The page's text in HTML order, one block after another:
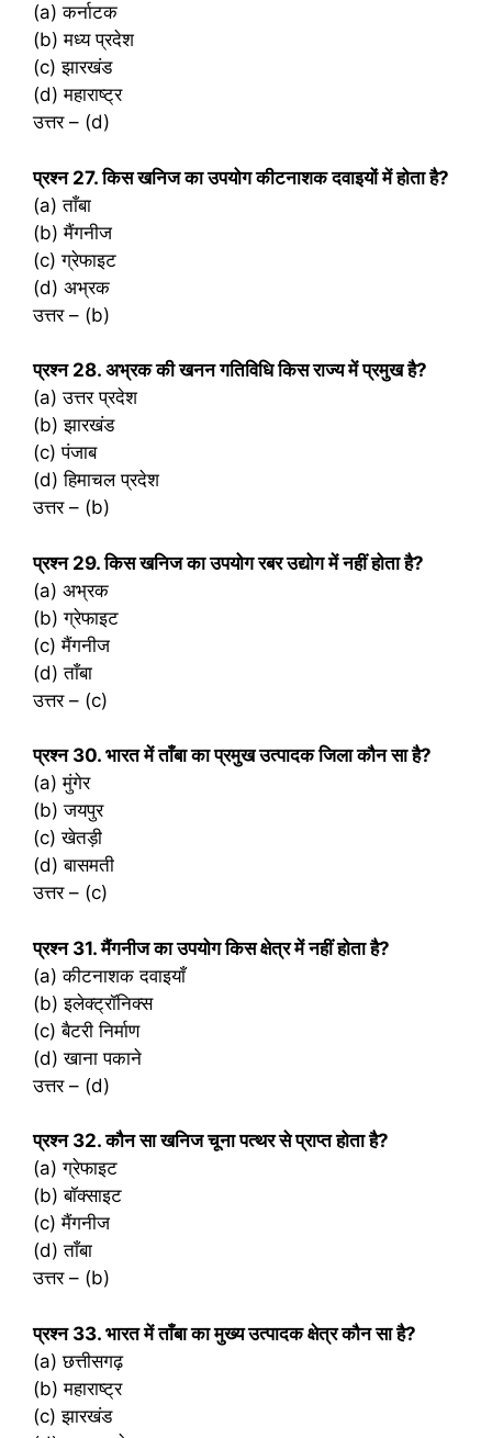
(a) कर्नाटक
(b) मध्य प्रदेश
(c) झारखंड
(d) महाराष्ट्र
उत्तर – (d)
प्रश्‍न 27. किस खनिज का उपयोग कीटनाशक दवाइयों में होता है?
(a) ताँबा
(b) मैंगनीज
(c) ग्रेफाइट
(d) अभ्रक
उत्तर – (b)
प्रश्‍न 28. अभ्रक की खनन गतिविधि किस राज्य में प्रमुख है?
(a) उत्तर प्रदेश
(b) झारखंड
(c) पंजाब
(d) हिमाचल प्रदेश
उत्तर – (b)
प्रश्‍न 29. किस खनिज का उपयोग रबर उद्योग में नहीं होता है?
(a) अभ्रक
(b) ग्रेफाइट
(c) मैंगनीज
(d) ताँबा
उत्तर – (c)
प्रश्‍न 30. भारत में ताँबा का प्रमुख उत्पादक जिला कौन सा है?
(a) मुंगेर
(b) जयपुर
(c) खेतड़ी
(d) बासमती
उत्तर – (c)
प्रश्‍न 31. मैंगनीज का उपयोग किस क्षेत्र में नहीं होता है?
(a) कीटनाशक दवाइयाँ
(b) इलेक्ट्रॉनिक्स
(c) बैटरी निर्माण
(d) खाना पकाने
उत्तर – (d)
प्रश्‍न 32. कौन सा खनिज चूना पत्थर से प्राप्त होता है?
(a) ग्रेफाइट
(b) बॉक्साइट
(c) मैंगनीज
(d) ताँबा
उत्तर – (b)
प्रश्‍न 33. भारत में ताँबा का मुख्य उत्पादक क्षेत्र कौन सा है?
(a) छत्तीसगढ़
(b) महाराष्ट्र
(c) झारखंड